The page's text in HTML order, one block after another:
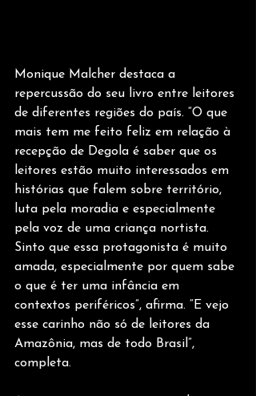
Monique Malcher destaca a
repercussão do seu livro entre leitores
de diferentes regiões do país. “O que
mais tem me feito feliz em relação à
recepção de Degola é saber que os
leitores estão muito interessados em
histórias que falem sobre território,
luta pela moradia e especialmente
pela voz de uma criança nortista.
Sinto que essa protagonista é muito
amada, especialmente por quem sabe
o que é ter uma infância em
contextos periféricos”, afirma. “E vejo
esse carinho não só de leitores da
Amazônia, mas de todo Brasil”,
completa.